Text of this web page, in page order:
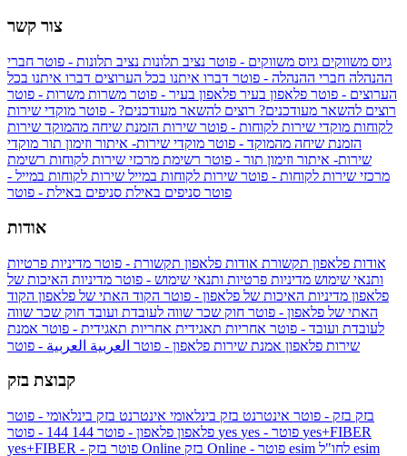
צור קשר
גיוס משווקים גיוס משווקים - פוטר נציב תלונות נציב תלונות - פוטר חברי
ההנהלה חברי ההנהלה - פוטר דברו איתנו בכל הערוצים דברו איתנו בכל
הערוצים - פוטר פלאפון בעיר פלאפון בעיר - פוטר משרות משרות - פוטר
רוצים להשאר מעודכנים? רוצים להשאר מעודכנים? - פוטר מוקדי שירות
לקוחות מוקדי שירות לקוחות - פוטר שירות הזמנת שיחה מהמוקד שירות
הזמנת שיחה מהמוקד - פוטר מוקדי שירות- איתור וזימון תור מוקדי
שירות- איתור וזימון תור - פוטר רשימת מרכזי שירות לקוחות רשימת
מרכזי שירות לקוחות - פוטר שירות לקוחות במייל שירות לקוחות במייל -
פוטר סניפים באילת סניפים באילת - פוטר
אודות
אודות פלאפון תקשורת אודות פלאפון תקשורת - פוטר מדיניות פרטיות
ותנאי שימוש מדיניות פרטיות ותנאי שימוש - פוטר מדיניות האיכות של
פלאפון מדיניות האיכות של פלאפון - פוטר הקוד האתי של פלאפון הקוד
האתי של פלאפון - פוטר חוק שכר שווה לעובדת ועובד חוק שכר שווה
לעובדת ועובד - פוטר אחריות תאגידית אחריות תאגידית - פוטר אמנת
שירות פלאפון אמנת שירות פלאפון - פוטר العربية العربية - פוטר
קבוצת בזק
בזק בזק - פוטר אינטרנט בזק בינלאומי אינטרנט בזק בינלאומי - פוטר
פלאפון פלאפון - פוטר 144 yes
yes+FIBER
yes+FIBER - פוטר בזק Online esim